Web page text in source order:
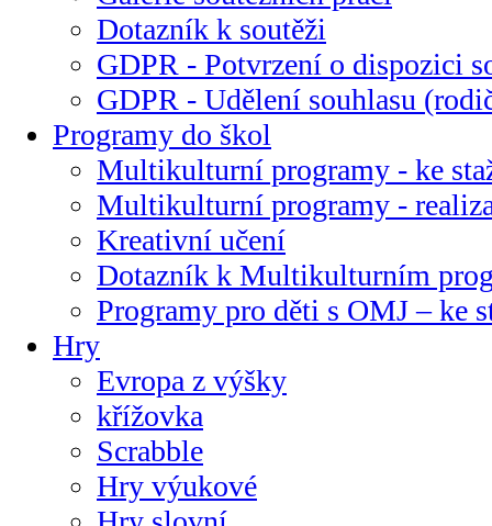
Dotazník k soutěži
GDPR - Potvrzení o dispozici
GDPR - Udělení souhlasu
Programy do škol
Multikulturní programy - ke
Multikulturní programy -
Kreativní učení
Dotazník k Multikulturním
Programy pro děti s OMJ – ke
Hry
Evropa z výšky
křížovka
Scrabble
Hry výukové